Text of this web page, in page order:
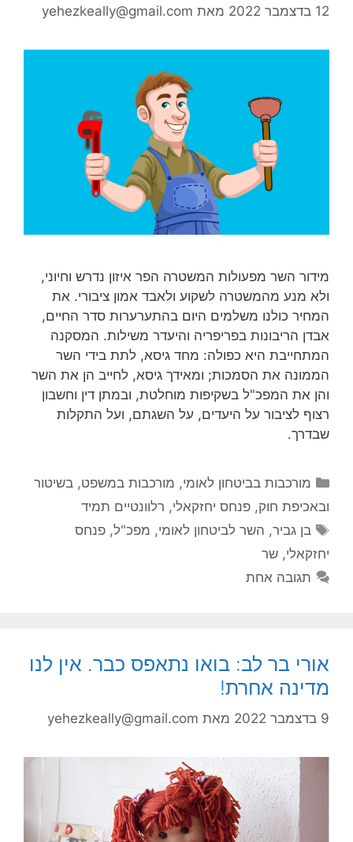
12 בדצמבר 2022 מאת yehezkeally@gmail.com
מידור השר מפעולות המשטרה הפר איזון נדרש וחיוני,
ולא מנע מהמשטרה לשקוע ולאבד אמון ציבורי. את
המחיר כולנו משלמים היום בהתערערות סדר החיים,
אבדן הריבונות בפריפריה והיעדר משילות. המסקנה
המתחייבת היא כפולה: מחד גיסא, לתת בידי השר
הממונה את הסמכות; ומאידך גיסא, לחייב הן את השר
והן את המפכ"ל בשקיפות מוחלטת, ובמתן דין וחשבון
רצוף לציבור על היעדים, על השגתם, ועל התקלות
שבדרך.
קטגוריות
מורכבות בביטחון לאומי, מורכבות במשפט, בשיטור
ובאכיפת חוק, פנחס יחזקאלי, רלוונטיים תמיד
תגיות
בן גביר, השר לביטחון לאומי, מפכ"ל,פנחס
יחזקאלי, שר
תגובה אחת
אורי בר לב: בואו נתאפס כבר. אין לנו
מדינה אחרת!
9 בדצמבר 2022 מאת yehezkeally@gmail.com